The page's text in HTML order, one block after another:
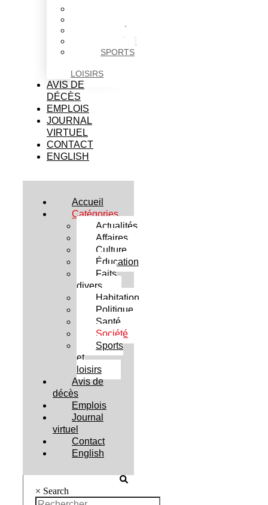
SOCIÉTÉ
SPORTS
LOISIRS
AVIS DE
DÉCÈS
EMPLOIS
JOURNAL
VIRTUEL
CONTACT
ENGLISH
Accueil
Catégories
Actualités
Affaires
Culture
Éducation
Faits
divers
Habitation
Politique
Santé
Société
Sports
et
loisirs
Avis de
décès
Emplois
Journal
virtuel
Contact
English
× Search